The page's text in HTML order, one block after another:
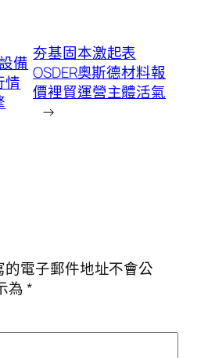
備
情
夯基固本激起表
OSDER奧斯德材料報
價裡貿運營主體活氣
→
電子郵件地址不會公
為*